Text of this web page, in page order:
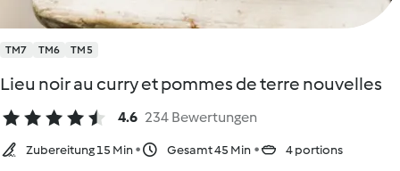
TM7 TM6 TM5
Lieu noir au curry et pommes de terre nouvelles
4.6 234 Bewertungen
Zubereitung 15 Min Gesamt 45 Min 4 portions